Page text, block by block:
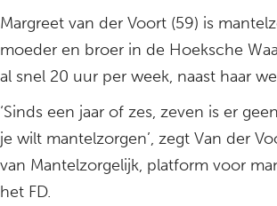
Margreet van der Voort (59) is
moeder en broer in de Hoeksche
al snel 20 uur per week, naast haar
‘Sinds een jaar of zes, zeven is er
je wilt mantelzorgen’, zegt Van der
van Mantelzorgelijk, platform voor
het FD.